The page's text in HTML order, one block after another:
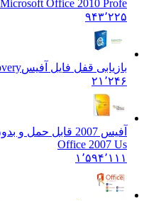
Microsoft Office 2010 Profe
۹۴۳٬۲۲۵
بازیابی قفل فایل آفیس
۲۱٬۲۴۶
آفیس 2007 قابل حمل و بدون نیاز به - 2007
Office 2007 Us
۱٬۵۹۴٬۱۱۱